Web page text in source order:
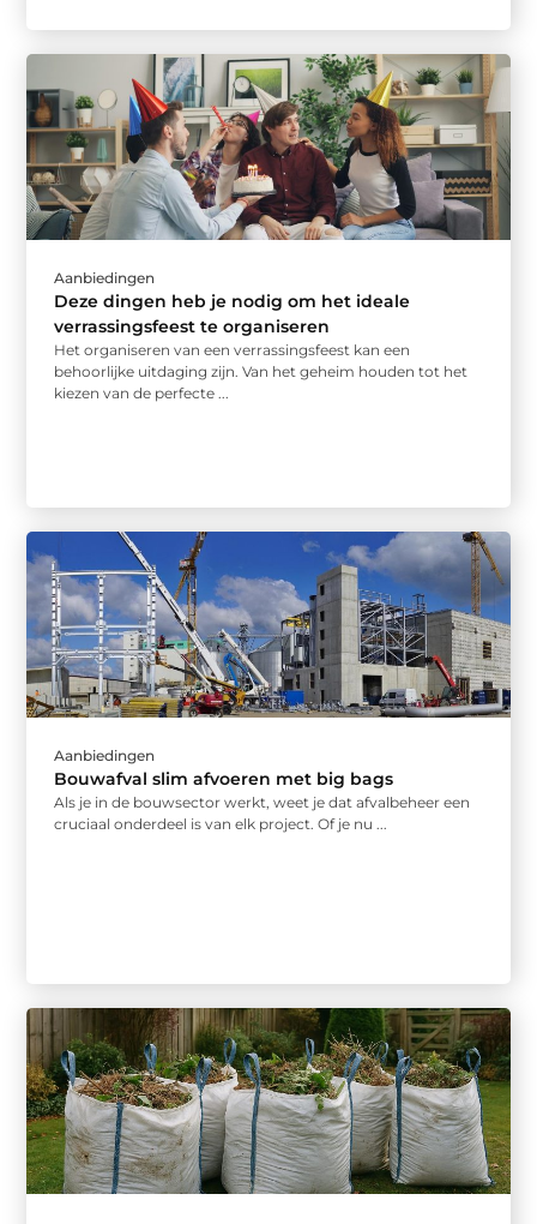
Aanbiedingen
Deze dingen heb je nodig om het ideale
verrassingsfeest te organiseren
Het organiseren van een verrassingsfeest kan een
behoorlijke uitdaging zijn. Van het geheim houden tot het
kiezen van de perfecte ...
Aanbiedingen
Bouwafval slim afvoeren met big bags
Als je in de bouwsector werkt, weet je dat afvalbeheer een
cruciaal onderdeel is van elk project. Of je nu ...